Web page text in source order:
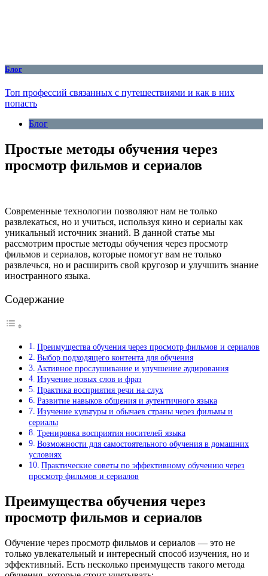
Блог
Топ профессий связанных с путешествиями и как в них
попасть
Блог
Простые методы обучения через
просмотр фильмов и сериалов
Современные технологии позволяют нам не только
развлекаться, но и учиться, используя кино и сериалы как
уникальный источник знаний. В данной статье мы
рассмотрим простые методы обучения через просмотр
фильмов и сериалов, которые помогут вам не только
развлечься, но и расширить свой кругозор и улучшить знание
иностранного языка.
Содержание
Преимущества обучения через просмотр фильмов и сериалов
Выбор подходящего контента для обучения
Активное прослушивание и улучшение аудирования
Изучение новых слов и фраз
Практика восприятия речи на слух
Развитие навыков общения и аутентичного языка
Изучение культуры и обычаев страны через фильмы и
сериалы
Тренировка восприятия носителей языка
Возможности для самостоятельного обучения в домашних
условиях
Практические советы по эффективному обучению через
просмотр фильмов и сериалов
Преимущества обучения через
просмотр фильмов и сериалов
Обучение через просмотр фильмов и сериалов — это не
только увлекательный и интересный способ изучения, но и
эффективный. Есть несколько преимуществ такого метода